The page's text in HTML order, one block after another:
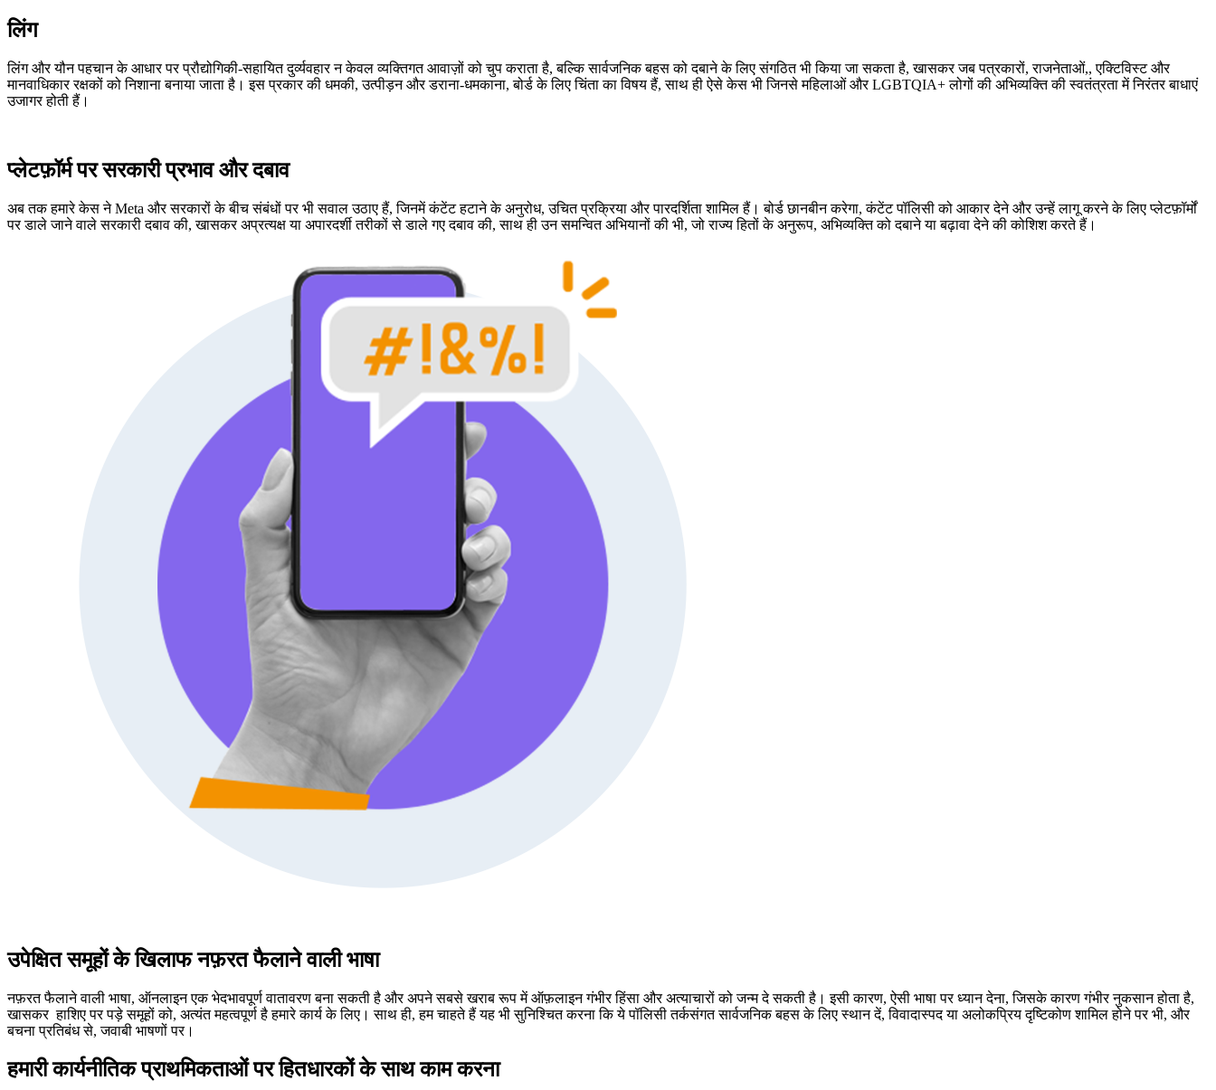
लिंग
लिंग और यौन पहचान के आधार पर प्रौद्योगिकी-सहायित दुर्व्यवहार न केवल व्यक्तिगत आवाज़ों को चुप कराता है, बल्कि सार्वजनिक बहस को दबाने के लिए संगठित भी किया जा सकता है, खासकर जब पत्रकारों, राजनेताओं,, एक्टिविस्टऔर
मानवाधिकार रक्षकों को निशाना बनाया जाता है। इस प्रकार की धमकी, उत्पीड़न और डराना-धमकाना, बोर्ड के लिए चिंता का विषय हैं, साथ ही ऐसे केस भी जिनसे महिलाओं और LGBTQIA+ लोगों की अभिव्यक्ति की स्वतंत्रता में निरंतर बाधाएं
उजागर होती हैं।
प्लेटफ़ॉर्म पर सरकारी प्रभाव और दबाव
अब तक हमारे केस ने Meta और सरकारों के बीच संबंधों पर भी सवाल उठाए हैं, जिनमें कंटेंट हटाने के अनुरोध, उचितप्रक्रिया और पारदर्शिता शामिल हैं। बोर्डछानबीन करेगा,कंटेंट पॉलिसी को आकार देने और उन्हें लागू करने के लिए प्लेटफ़ॉर्मों
पर डाले जाने वाले सरकारी दबाव की, खासकर अप्रत्यक्ष या अपारदर्शी तरीकों से डाले गए दबाव की, साथ ही उनसमन्वितअभियानों की भी, जो राज्य हितों के अनुरूप, अभिव्यक्ति को दबाने या बढ़ावा देने की कोशिश करते हैं।
उपेक्षित समूहों के खिलाफ नफ़रत फैलाने वाली भाषा
नफ़रत फैलाने वाली भाषा, ऑनलाइन एक भेदभावपूर्ण वातावरण बना सकती है औरअपने सबसे खराब रूप में ऑफ़लाइन गंभीर हिंसा और अत्याचारों को जन्म दे सकती है। इसी कारण, ऐसी भाषा पर ध्यान देना, जिसके कारणगंभीरनुकसान होता है,
खासकर हाशिए पर पड़े समूहों को, अत्यंत महत्वपूर्ण हैहमारे कार्य के लिए। साथ ही, हमचाहते हैंयह भी सुनिश्चित करना कि ये पॉलिसी तर्कसंगत सार्वजनिक बहस के लिए स्थान दें, विवादास्पद या अलोकप्रिय दृष्टिकोण शामिल होने पर भी, और
बचनाप्रतिबंध से,जवाबी भाषणों पर।
हमारी कार्यनीतिक प्राथमिकताओं पर हितधारकों के साथ काम करना